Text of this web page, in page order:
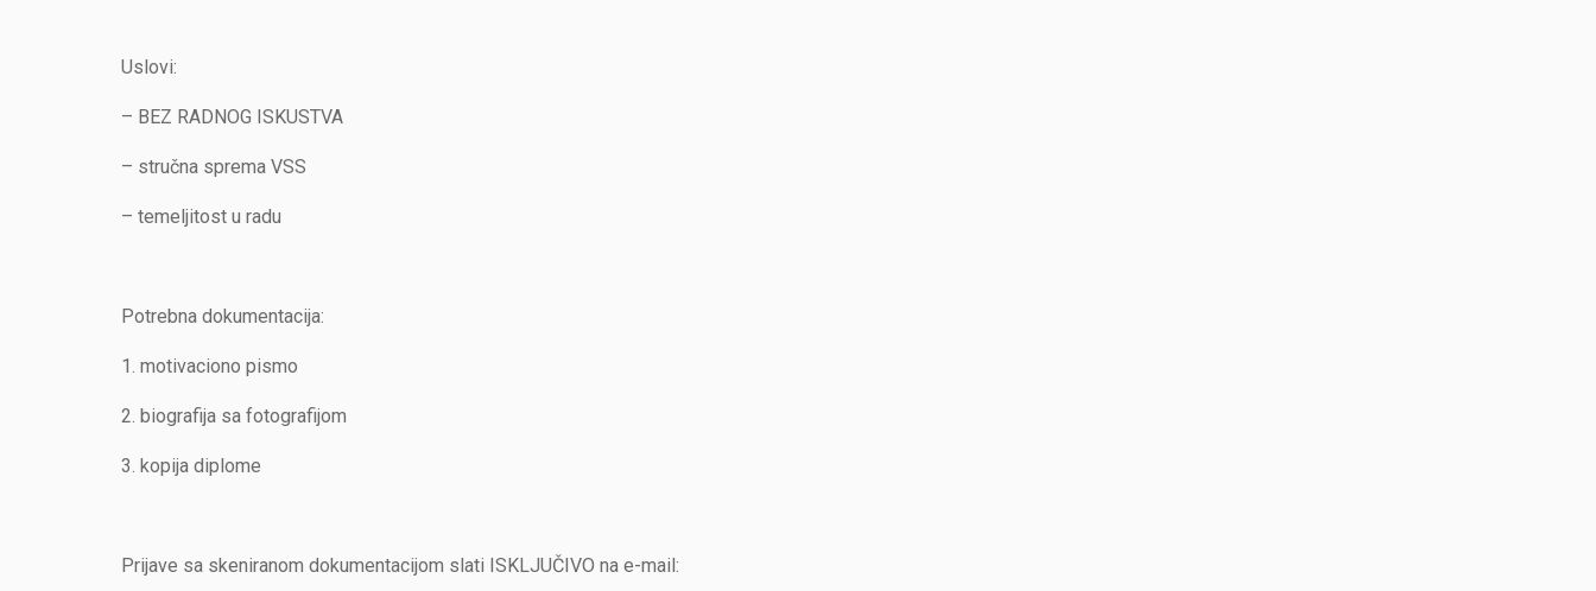
Uslovi:
– BEZ RADNOG ISKUSTVA
– stručna sprema VSS
– temeljitost u radu
Potrebna dokumentacija:
1. motivaciono pismo
2. biografija sa fotografijom
3. kopija diplome
Prijave sa skeniranom dokumentacijom slati ISKLJUČIVO na e-mail: